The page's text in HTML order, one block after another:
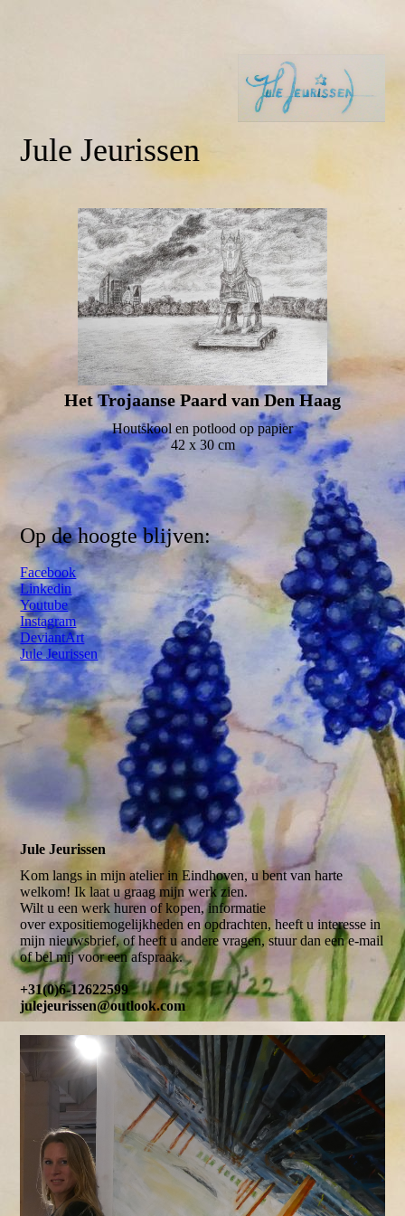
Jule Jeurissen
Het Trojaanse Paard van Den Haag
Houtskool en potlood op papier
42 x 30 cm
Op de hoogte blijven:
Facebook
Linkedin
Youtube
Instagram
DeviantArt
Jule Jeurissen
Jule Jeurissen
Kom langs in mijn atelier in Eindhoven, u bent van harte
welkom! Ik laat u graag mijn werk zien.
Wilt u een werk huren of kopen, informatie
over expositiemogelijkheden en opdrachten, heeft u interesse in
mijn nieuwsbrief, of heeft u andere vragen, stuur dan een e-mail
of bel mij voor een afspraak.
+31(0)6-12622599
julejeurissen@outlook.com